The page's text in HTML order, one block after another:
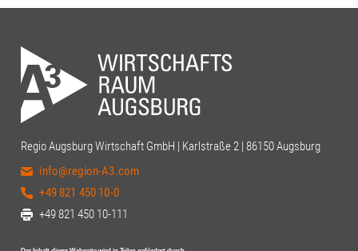
Regio Augsburg Wirtschaft GmbH | Karlstraße 2 | 86150 Augsburg
info@region-A3.com
+49 821 450 10-0
+49 821 450 10-111